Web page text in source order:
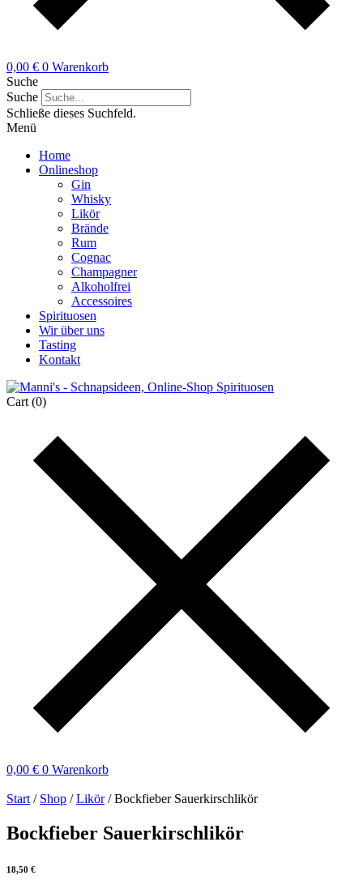
0,00 € 0 Warenkorb
Suche
Suche
Schließe dieses Suchfeld.
Menü
Home
Onlineshop
Gin
Whisky
Likör
Brände
Rum
Cognac
Champagner
Alkoholfrei
Accessoires
Spirituosen
Wir über uns
Tasting
Kontakt
Cart (0)
0,00 € 0 Warenkorb
Start / Shop /Likör/ Bockfieber Sauerkirschlikör
Bockfieber Sauerkirschlikör
18,50 €